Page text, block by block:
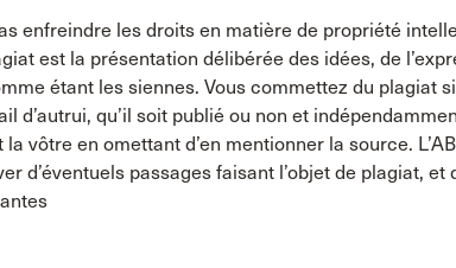
enfreindre les droits en matière de propriété
est la présentation délibérée des idées, de
étant les siennes. Vous commettez du plagiat
d’autrui, qu’il soit publié ou non et
vôtre en omettant d’en mentionner la source.
d’éventuels passages faisant l’objet de plagiat,